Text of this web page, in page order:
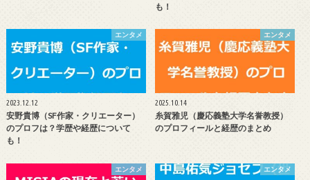
も！
エンタメ
2023.12.12
安野貴博（SF作家・クリエーター）
のプロフは？学歴や経歴について
も！
エンタメ
2025.10.14
糸賀雅児（慶応義塾大学名誉教授）
のプロフィールと経歴のまとめ
エンタメ エンタメ